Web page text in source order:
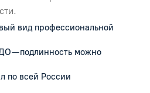
вид профессиональной
— подлинность можно
по всей России